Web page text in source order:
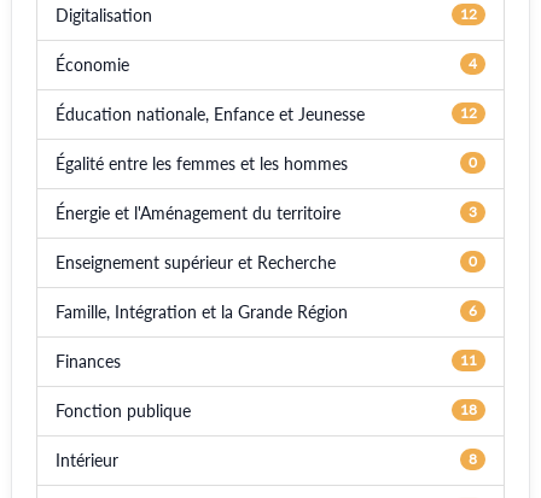
Digitalisation 12
Économie 4
Éducation nationale, Enfance et Jeunesse 12
Égalité entre les femmes et les hommes 0
Énergie et l'Aménagement du territoire 3
Enseignement supérieur et Recherche 0
Famille, Intégration et la Grande Région 6
Finances 11
Fonction publique 18
Intérieur 8